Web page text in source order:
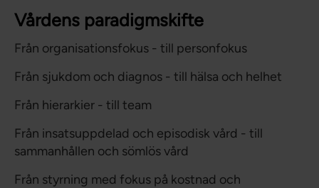
Vårdens paradigmskifte
Från organisationsfokus - till personfokus
Från sjukdom och diagnos - till hälsa och helhet
Från hierarkier - till team
Från insatsuppdelad och episodisk vård - till
sammanhållen och sömlös vård
Från styrning med fokus på kostnad och